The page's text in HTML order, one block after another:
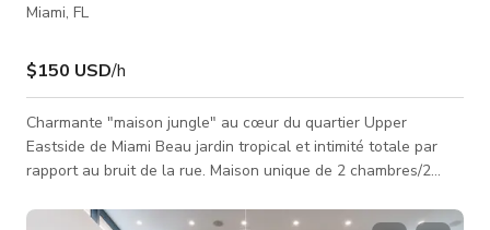
Miami, FL
$150 USD/h
Charmante "maison jungle" au cœur du quartier Upper
Eastside de Miami Beau jardin tropical et intimité totale par
rapport au bruit de la rue. Maison unique de 2 chambres/2
design contemporain. La propriété dispose d'un jardin